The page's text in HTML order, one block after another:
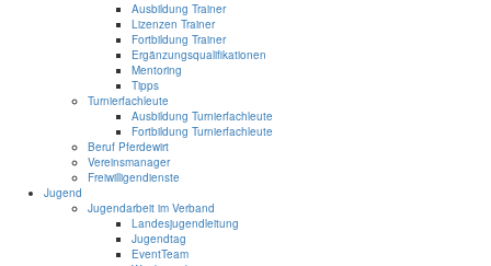
Ausbildung Trainer
Lizenzen Trainer
Fortbildung Trainer
Ergänzungsqualifikationen
Mentoring
Tipps
Turnierfachleute
Ausbildung Turnierfachleute
Fortbildung Turnierfachleute
Beruf Pferdewirt
Vereinsmanager
Freiwilligendienste
Jugend
Jugendarbeit im Verband
Landesjugendleitung
Jugendtag
EventTeam